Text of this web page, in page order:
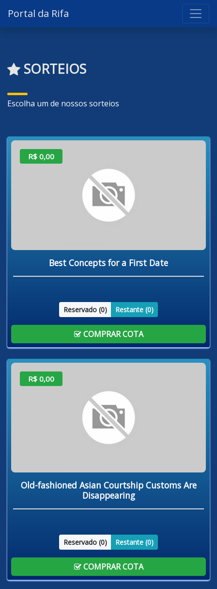
Portal da Rifa
SORTEIOS
Escolha um de nossos sorteios
R$ 0,00
Best Concepts for a First Date
Reservado (0) Restante (0)
COMPRAR COTA
R$ 0,00
Old-fashioned Asian Courtship Customs Are
Disappearing
Reservado (0) Restante (0)
COMPRAR COTA